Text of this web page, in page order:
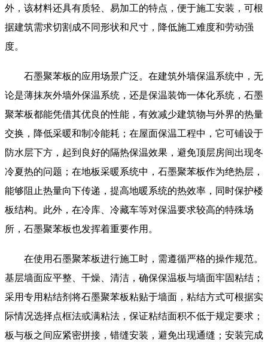
外，该材料还具有质轻、易加工的特点，便于施工安装，可根
据建筑需求切割成不同形状和尺寸，降低施工难度和劳动强
度。
石墨聚苯板的应用场景广泛。在建筑外墙保温系统中，无
论是薄抹灰外墙外保温系统，还是保温装饰一体化系统，石墨
聚苯板都能凭借其优良的性能，有效减少建筑物与外界的热量
交换，降低采暖和制冷能耗；在屋面保温工程中，它可铺设于
防水层下方，起到良好的隔热保温效果，避免顶层房间出现冬
冷夏热的问题；在地板采暖系统中，石墨聚苯板作为绝热层，
能够阻止热量向下传递，提高地暖系统的热效率，同时保护楼
板结构。此外，在冷库、冷藏车等对保温要求较高的特殊场
所，石墨聚苯板也发挥着重要作用。
在使用石墨聚苯板进行施工时，需遵循严格的操作规范。
基层墙面应平整、干燥、清洁，确保保温板与墙面牢固粘结；
采用专用粘结剂将石墨聚苯板粘贴于墙面，粘结方式可根据实
际情况选择点框法或满粘法，保证粘结面积不低于规定要求；
板与板之间应紧密拼接，错缝安装，避免出现通缝；安装完成